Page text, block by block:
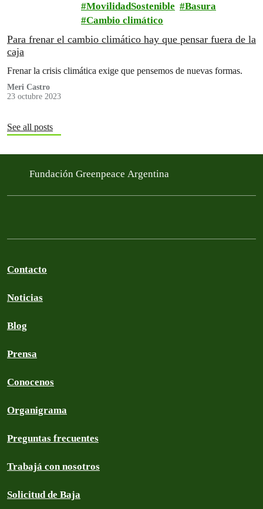
MovilidadSostenible
Basura
Cambio climático
Para frenar el cambio climático hay que pensar fuera de la
caja
Frenar la crisis climática exige que pensemos de nuevas formas.
Meri Castro
23 octubre 2023
See all posts
Fundación Greenpeace Argentina
Contacto
Noticias
Blog
Prensa
Conocenos
Organigrama
Preguntas frecuentes
Trabajá con nosotros
Solicitud de Baja